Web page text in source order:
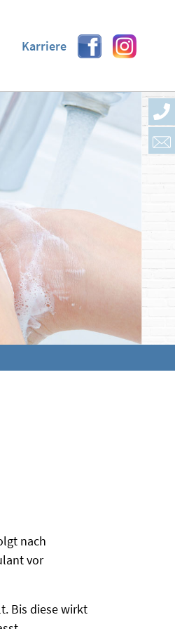
Karriere FacebookInstagram
nach
vor
Bis diese wirkt